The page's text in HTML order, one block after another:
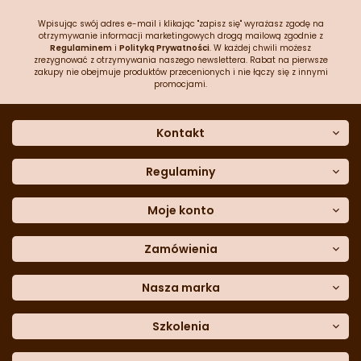
Wpisując swój adres e-mail i klikając "zapisz się" wyrażasz zgodę na
otrzymywanie informacji marketingowych drogą mailową zgodnie z
Regulaminem i Polityką Prywatności. W każdej chwili możesz
zrezygnować z otrzymywania naszego newslettera. Rabat na pierwsze
zakupy nie obejmuje produktów przecenionych i nie łączy się z innymi
promocjami.
Kontakt
Dane kontaktowe
Często zadawane pytania
Sklep stacjonarny
Formularz kontaktowy
Blog
telefon:601 767 272
Regulaminy
Polityka prywatności
Polityka cookies
Polityka reklamacji
Polityka zwrotów
Dostępność cyfrowa
Moje konto
Moje dane
Historia zamówień
Lista ulubionych
Moje rabaty
Zamówienia
Metody płatności
Dane do przelewu
Formularzreklamacji
Formularzzwrotu
Nasza marka
Trio Gelato
CDN
Szkolenia